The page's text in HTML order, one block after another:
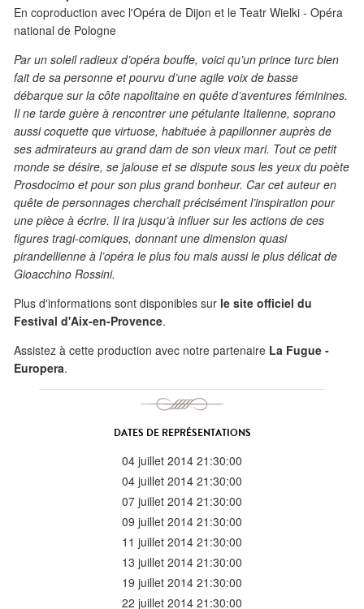
En coproduction avec l'Opéra de Dijon et le Teatr Wielki - Opéra
national de Pologne
Par un soleil radieux d’opéra bouffe, voici qu’un prince turc bien
fait de sa personne et pourvu d’une agile voix de basse
débarque sur la côte napolitaine en quête d’aventures féminines.
Il ne tarde guère à rencontrer une pétulante Italienne, soprano
aussi coquette que virtuose, habituée à papillonner auprès de
ses admirateurs au grand dam de son vieux mari. Tout ce petit
monde se désire, se jalouse et se dispute sous les yeux du poète
Prosdocimo et pour son plus grand bonheur. Car cet auteur en
quête de personnages cherchait précisément l’inspiration pour
une pièce à écrire. Il ira jusqu’à influer sur les actions de ces
figures tragi-comiques, donnant une dimension quasi
pirandellienne à l’opéra le plus fou mais aussi le plus délicat de
Gioacchino Rossini.
Plus d'informations sont disponibles sur le site officiel du
Festival d'Aix-en-Provence.
Assistez à cette production avec notre partenaire La Fugue -
Europera.
DATES DE REPRÉSENTATIONS
04 juillet 2014 21:30:00
04 juillet 2014 21:30:00
07 juillet 2014 21:30:00
09 juillet 2014 21:30:00
11 juillet 2014 21:30:00
13 juillet 2014 21:30:00
19 juillet 2014 21:30:00
22 juillet 2014 21:30:00